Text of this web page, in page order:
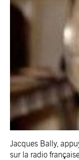
Jacques Bally,
sur la radio